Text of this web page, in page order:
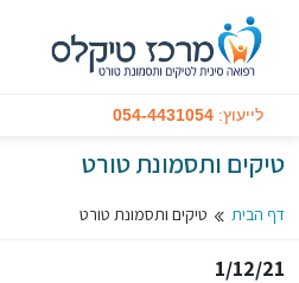
לייעוץ: 054-4431054
טיקים ותסמונת טורט
דף הבית טיקים ותסמונת טורט
1/12/21